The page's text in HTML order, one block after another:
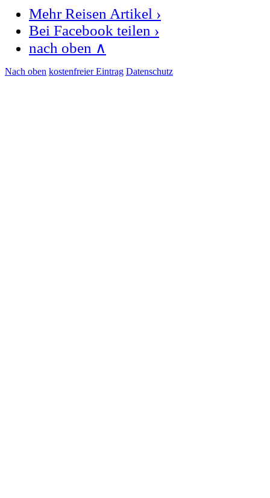
Mehr Reisen Artikel ›
Bei Facebook teilen ›
nach oben ∧
Nach oben kostenfreier Eintrag Datenschutz